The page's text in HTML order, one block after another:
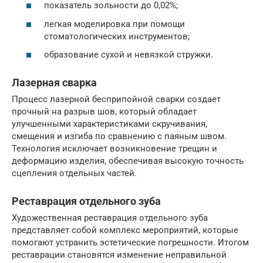
показатель зольности до 0,02%;
легкая моделировка при помощи
стоматологических инструментов;
образование сухой и невязкой стружки.
Лазерная сварка
Процесс лазерной бесприпойной сварки создает
прочный на разрыв шов, который обладает
улучшенными характеристиками скручивания,
смещения и изгиба по сравнению с паяным швом.
Технология исключает возникновение трещин и
деформацию изделия, обеспечивая высокую точность
сцепления отдельных частей.
Реставрация отдельного зуба
Художественная реставрация отдельного зуба
представляет собой комплекс мероприятий, которые
помогают устранить эстетические погрешности. Итогом
реставрации становятся изменение неправильной